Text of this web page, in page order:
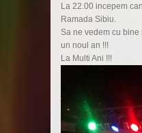
La 22.00 incepem
Ramada Sibiu.
Sa ne vedem cu bine
un noul an !!!
La Multi Ani !!!